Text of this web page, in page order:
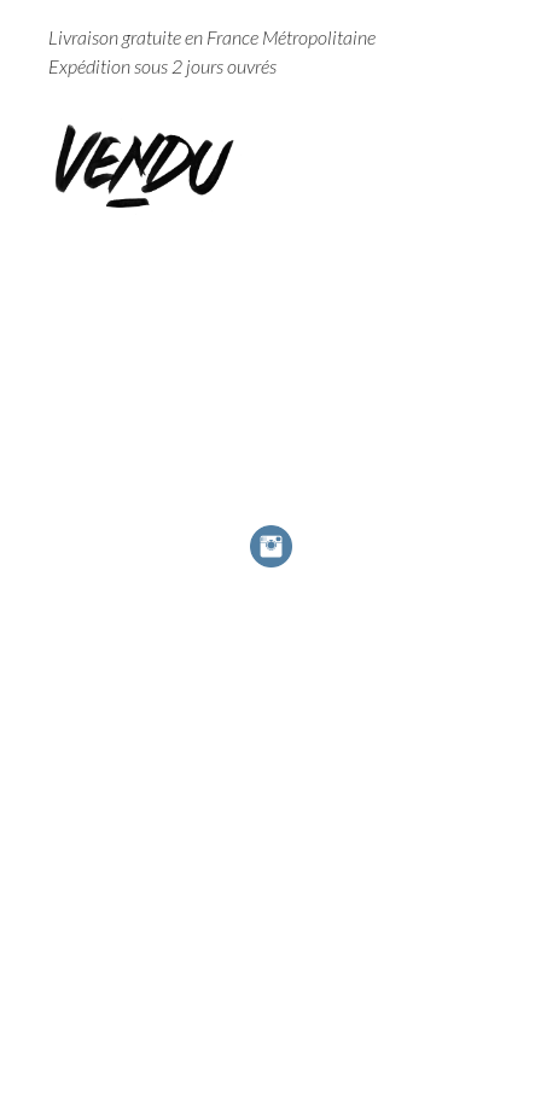
Livraison gratuite en France Métropolitaine
Expédition sous 2 jours ouvrés